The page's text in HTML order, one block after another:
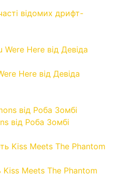
відомих дрифт-
Here від Девіда
від Роба Зомбі
Meets The Phantom